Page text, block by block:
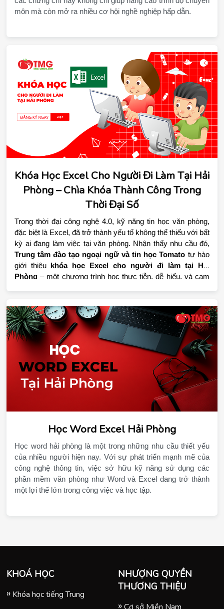
môn mà còn mở ra nhiều cơ hội nghề nghiệp hấp dẫn.
Khóa Học Excel Cho Người Đi Làm Tại Hải
Phòng – Chìa Khóa Thành Công Trong
Thời Đại Số
Trong thời đại công nghệ 4.0, kỹ năng tin học văn phòng,
đặc biệt là Excel, đã trở thành yếu tố không thể thiếu với bất
Trung tâm đào tạo ngoại ngữ và tin học Tomato tự hào
giới thiệu
khóa học Excel cho người đi làm tại Hải
Phòng – một chương trình học thực tiễn, dễ hiểu, và cam
Học Word Excel Hải Phòng
Học word hải phòng là một trong những nhu cầu thiết yếu
của nhiều người hiện nay. Với sự phát triển mạnh mẽ của
công nghệ thông tin, việc sở hữu kỹ năng sử dụng các
phần mềm văn phòng như Word và Excel đang trở thành
một lợi thế lớn trong công việc và học tập.
KHOÁ HỌC
Khóa học tiếng Trung
NHƯỢNG QUYỀN
THƯƠNG THIỆU